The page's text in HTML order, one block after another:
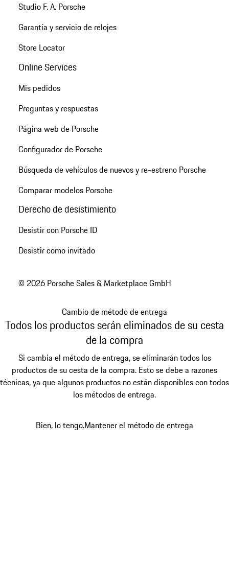
Studio F. A. Porsche
Garantía y servicio de relojes
Store Locator
Online Services
Mis pedidos
Preguntas y respuestas
Página web de Porsche
Configurador de Porsche
Búsqueda de vehículos de nuevos y re-estreno Porsche
Comparar modelos Porsche
Derecho de desistimiento
Desistir con Porsche ID
Desistir como invitado
© 2026 Porsche Sales & Marketplace GmbH
Cambio de método de entrega
Todos los productos serán eliminados de su cesta
de la compra
Si cambia el método de entrega, se eliminarán todos los
productos de su cesta de la compra. Esto se debe a razones
técnicas, ya que algunos productos no están disponibles con todos
los métodos de entrega.
Bien, lo tengo.Mantener el método de entrega